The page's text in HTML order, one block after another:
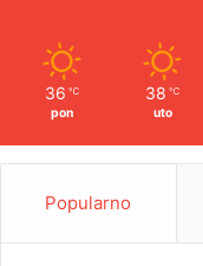
36 ℃
pon
38 ℃
uto
Popularno